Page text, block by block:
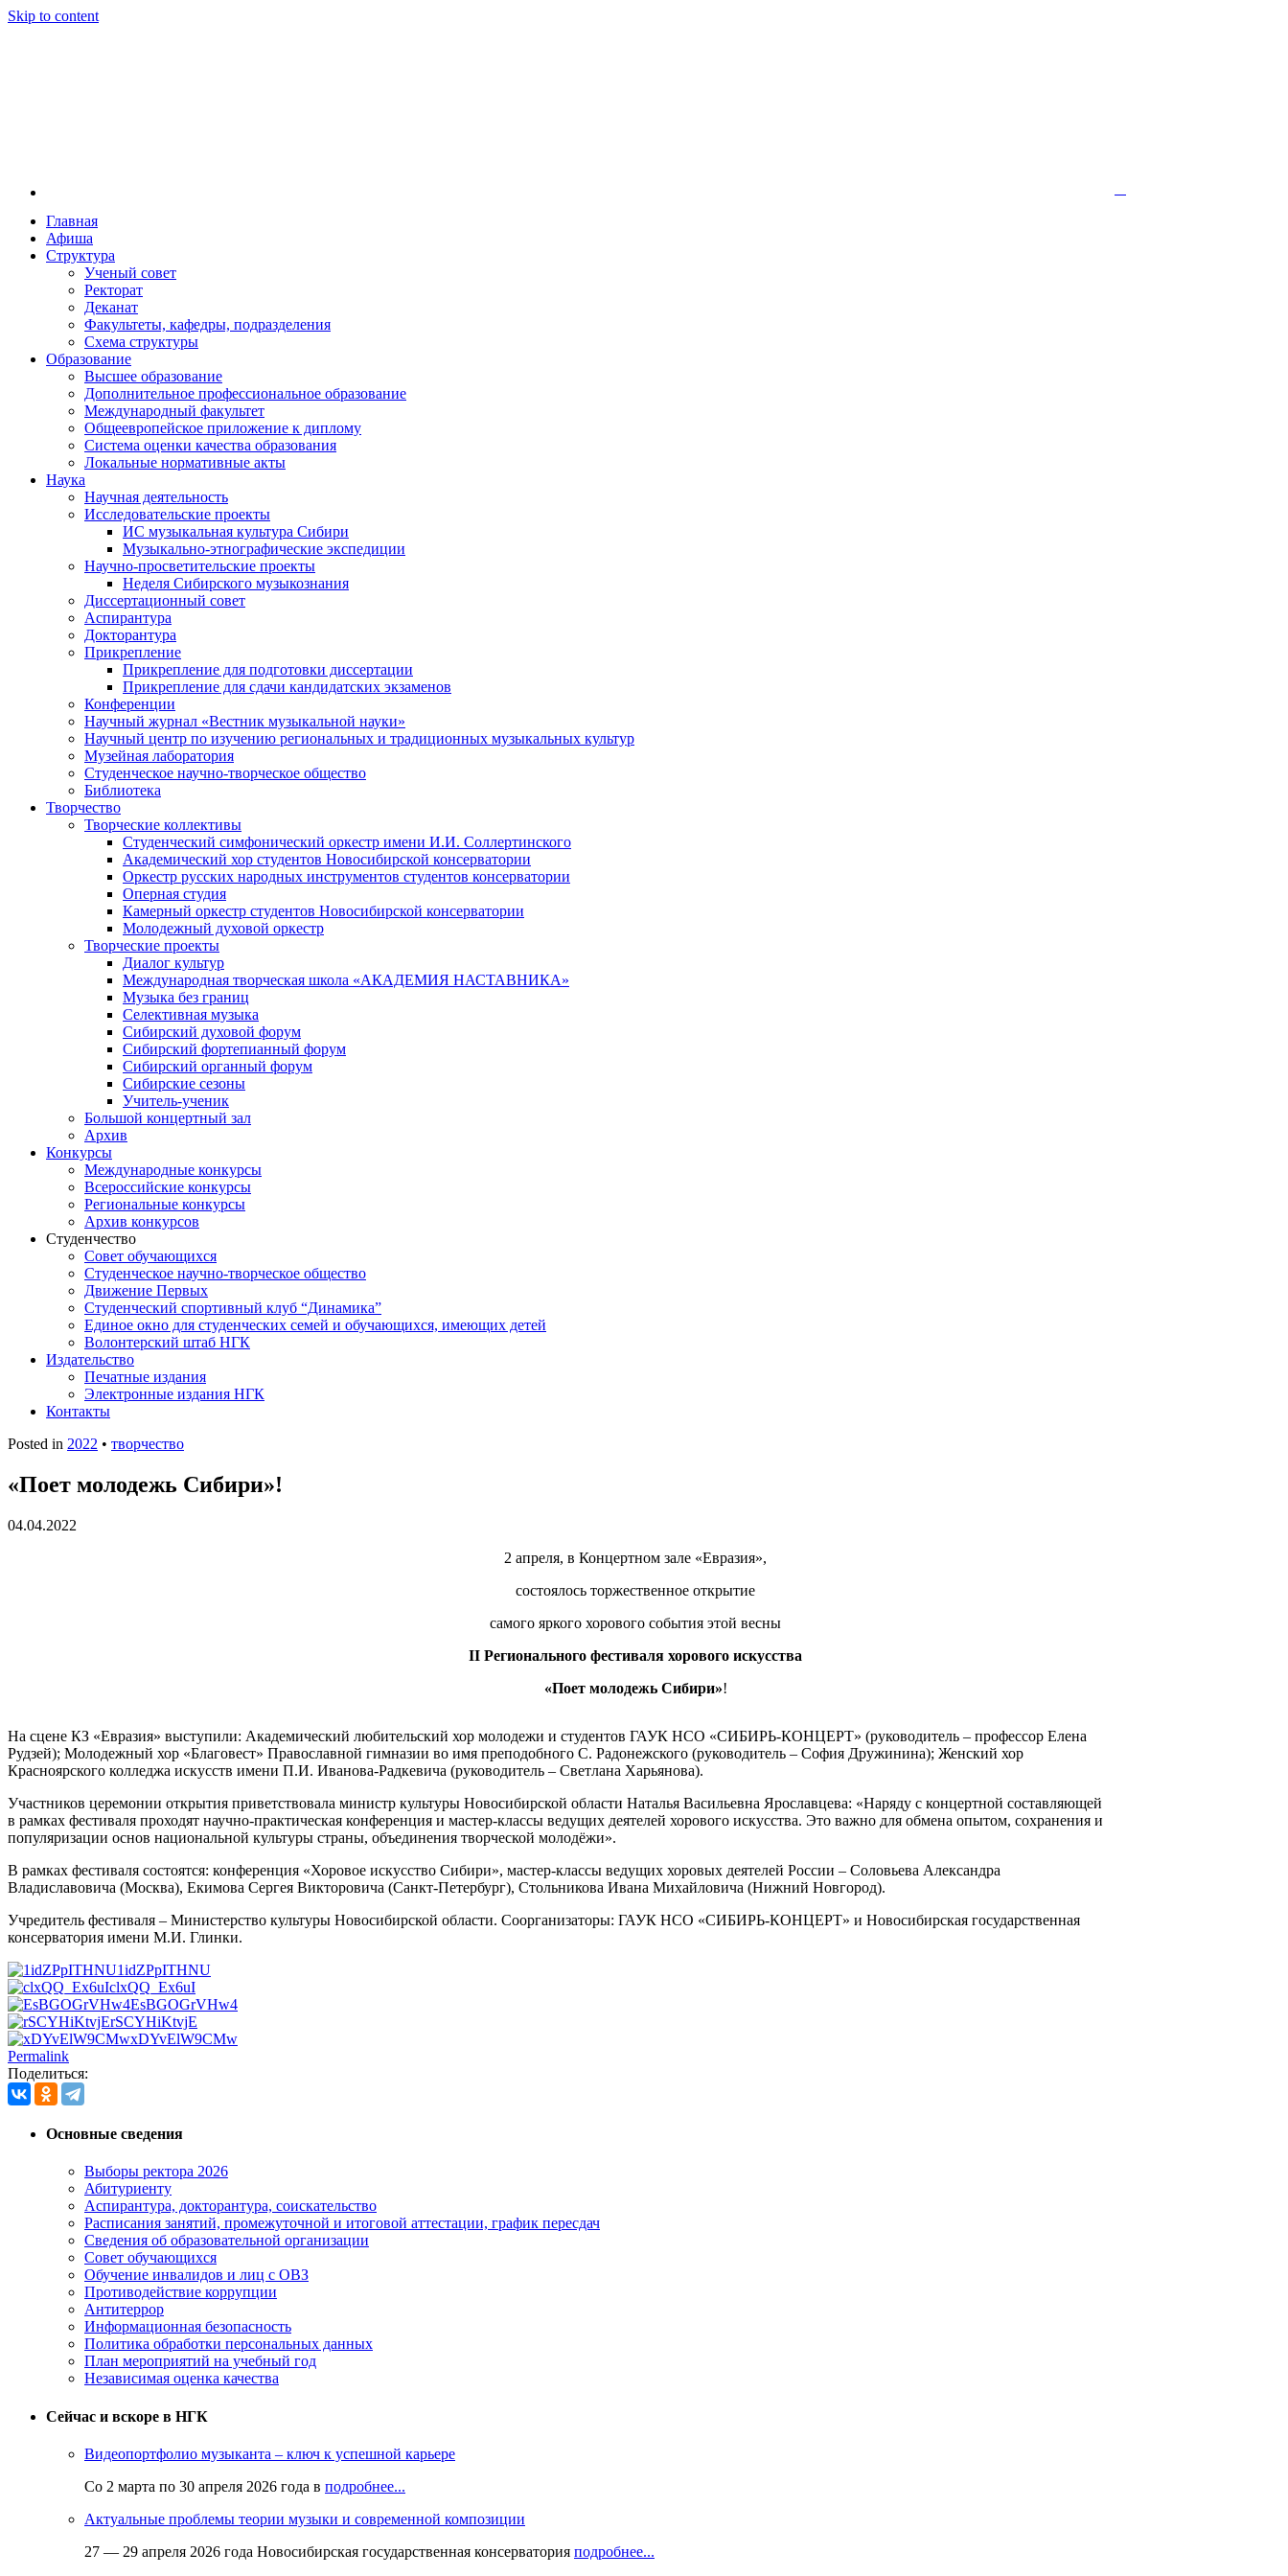
Skip to content
Новосибирская государственная консерватория имени М. И. Глинки
Новосибирская государственная консерватория имени М. И. Глинки — высшее музыкальное учебное заведение в Новосибирске. Основанная в 1956
году распоряжением совмина РСФСР и указом министерства культуры РСФСР, консерватория стала первым музыкальным высшим учебным
заведением в Сибири[2] и до сих пор остаётся единственным за пределами европейской части России[3]. С 1957 года она носит имя Михаила Ивановича
Глинки.
Главная
Афиша
Структура
Ученый совет
Ректорат
Деканат
Факультеты, кафедры, подразделения
Схема структуры
Образование
Высшее образование
Дополнительное профессиональное образование
Международный факультет
Общеевропейское приложение к диплому
Система оценки качества образования
Локальные нормативные акты
Наука
Научная деятельность
Исследовательские проекты
ИС музыкальная культура Сибири
Музыкально-этнографические экспедиции
Научно-просветительские проекты
Неделя Сибирского музыкознания
Диссертационный совет
Аспирантура
Докторантура
Прикрепление
Прикрепление для подготовки диссертации
Прикрепление для сдачи кандидатских экзаменов
Конференции
Научный журнал «Вестник музыкальной науки»
Научный центр по изучению региональных и традиционных музыкальных культур
Музейная лаборатория
Студенческое научно-творческое общество
Библиотека
Творчество
Творческие коллективы
Студенческий симфонический оркестр имени И.И. Соллертинского
Академический хор студентов Новосибирской консерватории
Оркестр русских народных инструментов студентов консерватории
Оперная студия
Камерный оркестр студентов Новосибирской консерватории
Молодежный духовой оркестр
Творческие проекты
Диалог культур
Международная творческая школа «АКАДЕМИЯ НАСТАВНИКА»
Музыка без границ
Селективная музыка
Сибирский духовой форум
Сибирский фортепианный форум
Сибирский органный форум
Сибирские сезоны
Учитель-ученик
Большой концертный зал
Архив
Конкурсы
Международные конкурсы
Всероссийские конкурсы
Региональные конкурсы
Архив конкурсов
Студенчество
Совет обучающихся
Студенческое научно-творческое общество
Движение Первых
Студенческий спортивный клуб “Динамика”
Единое окно для студенческих семей и обучающихся, имеющих детей
Волонтерский штаб НГК
Издательство
Печатные издания
Электронные издания НГК
Контакты
Posted in 2022 • творчество
«Поет молодежь Сибири»!
04.04.2022
2 апреля, в Концертном зале «Евразия»,
состоялось торжественное открытие
самого яркого хорового события этой весны
II Регионального фестиваля хорового искусства
«Поет молодежь Сибири»!
На сцене КЗ «Евразия» выступили: Академический любительский хор молодежи и студентов ГАУК НСО «СИБИРЬ-КОНЦЕРТ» (руководитель – профессор Елена
Рудзей); Молодежный хор «Благовест» Православной гимназии во имя преподобного С. Радонежского (руководитель – София Дружинина); Женский хор
Красноярского колледжа искусств имени П.И. Иванова-Радкевича (руководитель – Светлана Харьянова).
Участников церемонии открытия приветствовала министр культуры Новосибирской области Наталья Васильевна Ярославцева: «Наряду с концертной составляющей
в рамках фестиваля проходят научно-практическая конференция и мастер-классы ведущих деятелей хорового искусства. Это важно для обмена опытом, сохранения и
популяризации основ национальной культуры страны, объединения творческой молодёжи».
В рамках фестиваля состоятся: конференция «Хоровое искусство Сибири», мастер-классы ведущих хоровых деятелей России – Соловьева Александра
Владиславовича (Москва), Екимова Сергея Викторовича (Санкт-Петербург), Стольникова Ивана Михайловича (Нижний Новгород).
Учредитель фестиваля – Министерство культуры Новосибирской области. Соорганизаторы: ГАУК НСО «СИБИРЬ-КОНЦЕРТ» и Новосибирская государственная
консерватория имени М.И. Глинки.
1idZPpITHNU
clxQQ_Ex6uI
EsBGOGrVHw4
rSCYHiKtvjE
xDYvElW9CMw
Permalink
Поделиться:
Основные сведения
Выборы ректора 2026
Абитуриенту
Аспирантура, докторантура, соискательство
Расписания занятий, промежуточной и итоговой аттестации, график пересдач
Сведения об образовательной организации
Совет обучающихся
Обучение инвалидов и лиц с ОВЗ
Противодействие коррупции
Антитеррор
Информационная безопасность
Политика обработки персональных данных
План мероприятий на учебный год
Независимая оценка качества
Сейчас и вскоре в НГК
Видеопортфолио музыканта – ключ к успешной карьере
Со 2 марта по 30 апреля 2026 года в подробнее...
Актуальные проблемы теории музыки и современной композиции
27 — 29 апреля 2026 года Новосибирская государственная консерватория подробнее...